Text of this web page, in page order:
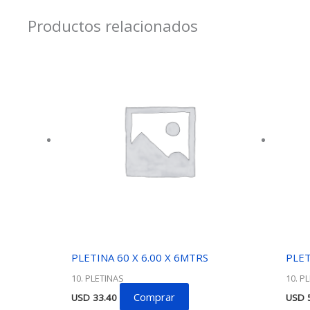
Productos relacionados
PLETINA 60 X 6.00 X 6MTRS
10. PLETINAS
USD 33.40 Comprar
10.
USD